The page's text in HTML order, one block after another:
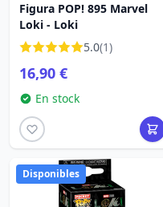
Figura POP! 895 Marvel
Loki - Loki
5.0(1)
16,90 €
En stock
Disponibles